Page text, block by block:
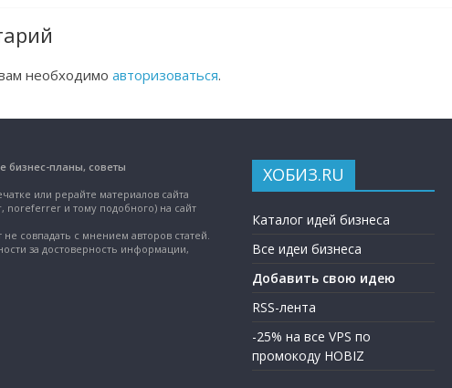
необходимо авторизоваться.
бизнес-планы, советы
или рерайте материалов сайта
noreferrer и тому подобного) на сайт
совпадать с мнением авторов статей.
за достоверность информации,
ХОБИЗ.RU
Каталог идей бизнеса
Все идеи бизнеса
Добавить свою идею
RSS-лента
-25% на все VPS по
промокоду HOBIZ